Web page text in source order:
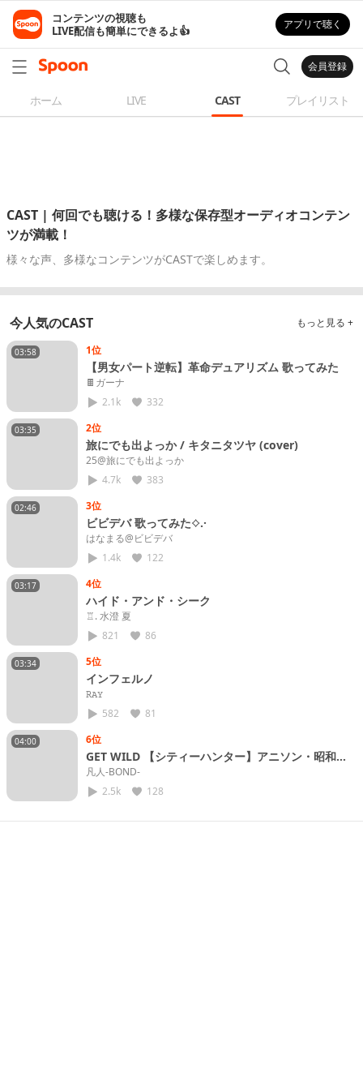
コンテンツの視聴も
LIVE配信も簡単にできるよ👍
アプリで聴く
会員登録
ホーム LIVE CAST プレイリスト
CAST | 何回でも聴ける！多様な保存型オーディオコンテン
ツが満載！
様々な声、多様なコンテンツがCASTで楽しめます。
今人気のCAST もっと見る +
03:58 1位
【男女パート逆転】革命デュアリズム 歌ってみた
🍫ガーナ
2.1k
332
03:35 2位
旅にでも出よっか / キタニタツヤ (cover)
25@旅にでも出よっか
4.7k
383
02:46 3位
ビビデバ 歌ってみた⟡.·
はなまる@ビビデバ
1.4k
122
03:17 4位
ハイド・アンド・シーク
♖. 水澄 夏
821
86
03:34 5位
インフェルノ
𝚁𝙰𝚈
582
81
04:00 6位
GET WILD 【シティーハンター】アニソン・昭和平
成のヒット曲歌ってみた！
凡人-BOND-
2.5k
128